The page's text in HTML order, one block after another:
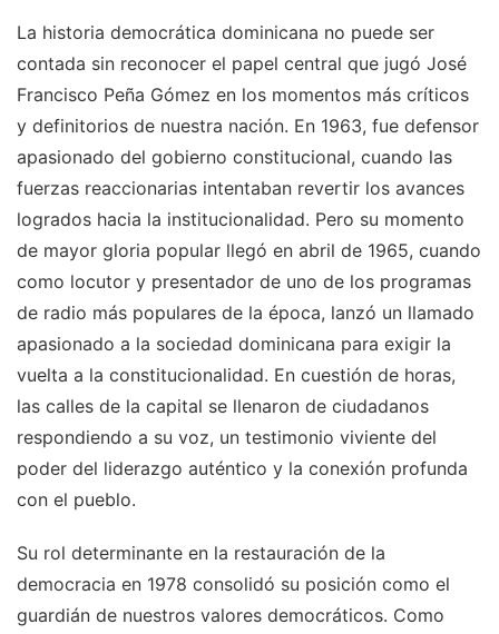
La historia democrática dominicana no puede ser
contada sin reconocer el papel central que jugó José
Francisco Peña Gómez en los momentos más críticos
y definitorios de nuestra nación. En 1963, fue defensor
apasionado del gobierno constitucional, cuando las
fuerzas reaccionarias intentaban revertir los avances
logrados hacia la institucionalidad. Pero su momento
de mayor gloria popular llegó en abril de 1965, cuando
como locutor y presentador de uno de los programas
de radio más populares de la época, lanzó un llamado
apasionado a la sociedad dominicana para exigir la
vuelta a la constitucionalidad. En cuestión de horas,
las calles de la capital se llenaron de ciudadanos
respondiendo a su voz, un testimonio viviente del
poder del liderazgo auténtico y la conexión profunda
con el pueblo.
Su rol determinante en la restauración de la
democracia en 1978 consolidó su posición como el
guardián de nuestros valores democráticos. Como